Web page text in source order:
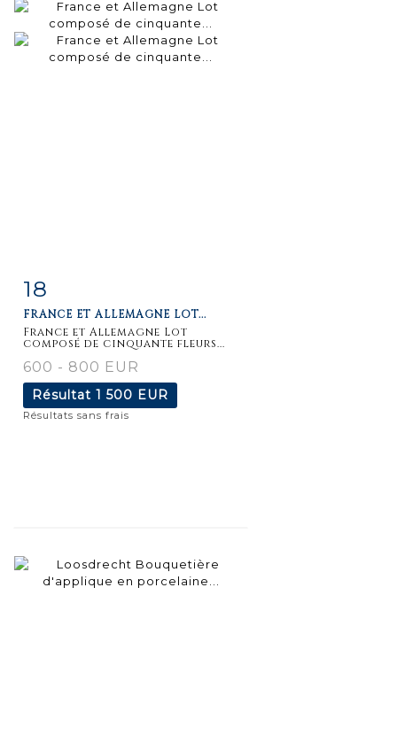
détaillée
18
FRANCE ET ALLEMAGNE LOT...
France et Allemagne Lot
composé de cinquante fleurs...
600 - 800 EUR
Résultat 1 500 EUR
Résultats sans frais